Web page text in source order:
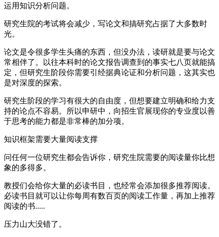
运用知识分析问题。
研究生院的考试将会减少，写论文和搞研究占据了大多数时
光。
论文是令很多学生头痛的东西，但没办法，读研就是要与论文
常相伴了。以往本科时的论文报告调查到的事实七八页就能搞
定，但研究生阶段你需要引经据典论证和分析问题，这其实也
是对深度的探索。
研究生阶段的学习有很大的自由度，但想要建立明确和给力支
持的论点不容易。所以申研中，向招生官展现你的专业度以善
于思考的能力都是非常棒的加分项。
知识框架需要大量阅读支撑
问任何一位研究生都会告诉你，研究生院需要的阅读量你比想
象的多得多。
教授们会给你大量的必读书目，也经常会添加很多推荐阅读。
必读书目就可以让你每周有数百页的阅读工作量，再加上推荐
阅读的书.....
压力山大没错了。